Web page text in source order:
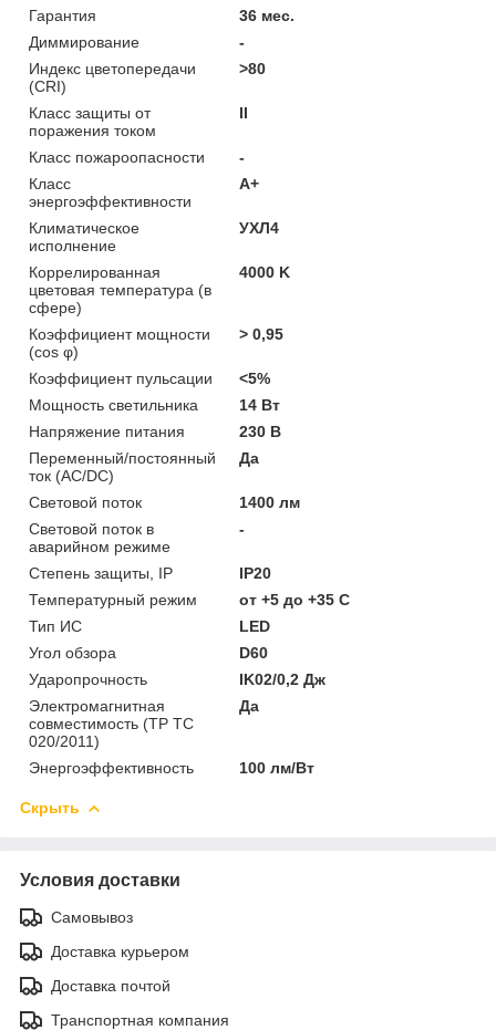
Гарантия
36 мес.
Диммирование
-
Индекс цветопередачи
(CRI)
>80
Класс защиты от
поражения током
II
Класс пожароопасности
-
Класс
энергоэффективности
A+
Климатическое
исполнение
УХЛ4
Коррелированная
цветовая температура (в
сфере)
4000 K
Коэффициент мощности
(cos φ)
> 0,95
Коэффициент пульсации
<5%
Мощность светильника
14 Вт
Напряжение питания
230 В
Переменный/постоянный
ток (AC/DC)
Да
Световой поток
1400 лм
Световой поток в
аварийном режиме
-
Степень защиты, IP
IP20
Температурный режим
от +5 до +35 C
Тип ИС
LED
Угол обзора
D60
Ударопрочность
IK02/0,2 Дж
Электромагнитная
совместимость (ТР ТС
020/2011)
Да
Энергоэффективность 100 лм/Вт
Скрыть
Условия доставки
Самовывоз
Доставка курьером
Доставка почтой
Транспортная компания